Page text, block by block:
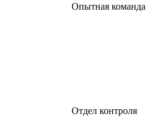
Опытная команда
Отдел контроля